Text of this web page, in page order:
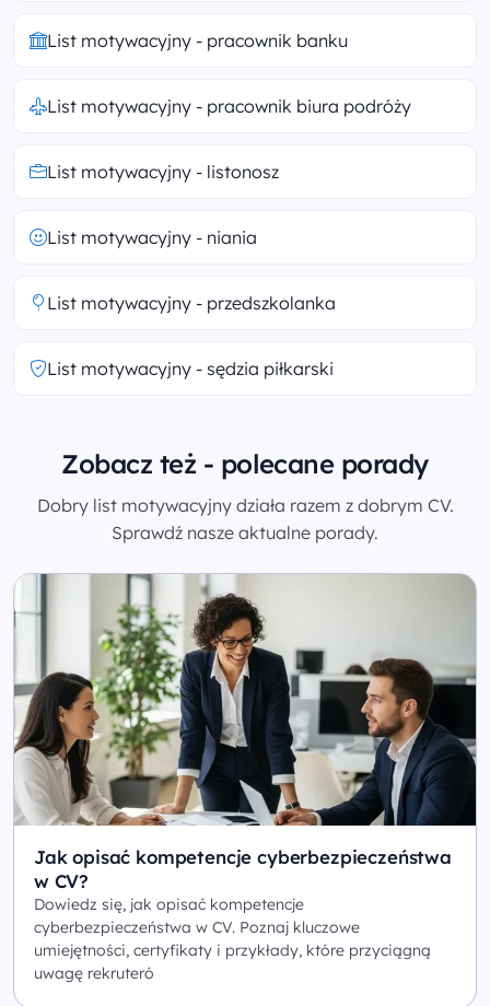
List motywacyjny - pracownik banku
List motywacyjny - pracownik biura podróży
List motywacyjny - listonosz
List motywacyjny - niania
List motywacyjny - przedszkolanka
List motywacyjny - sędzia piłkarski
Zobacz też - polecane porady
Dobry list motywacyjny działa razem z dobrym CV.
Sprawdź nasze aktualne porady.
Jak opisać kompetencje cyberbezpieczeństwa
w CV?
Dowiedz się, jak opisać kompetencje
cyberbezpieczeństwa w CV. Poznaj kluczowe
umiejętności, certyfikaty i przykłady, które przyciągną
uwagę rekruteró